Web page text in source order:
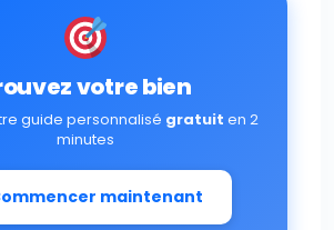
votre bien
guide personnalisé gratuit en 2
minutes
maintenant